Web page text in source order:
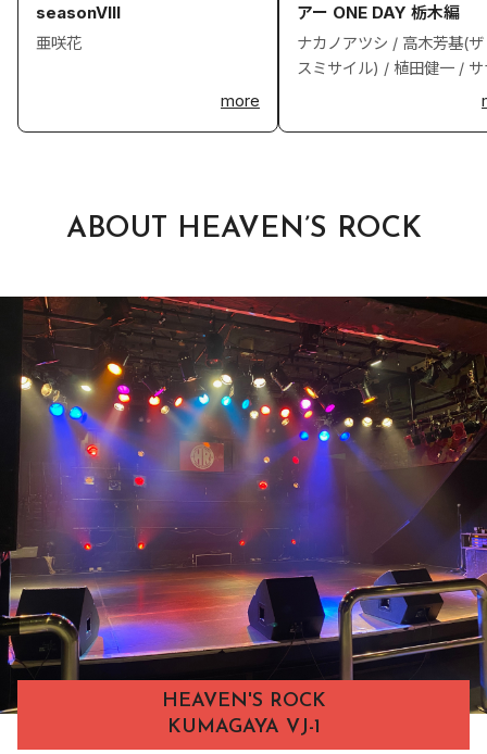
seasonVIII
亜咲花
more
アー ONE DAY 栃木編
ナカノアツシ / 高木芳基(
スミサイル) / 植田健一 / サ
ABOUT HEAVEN’S ROCK
HEAVEN'S ROCK
KUMAGAYA VJ-1